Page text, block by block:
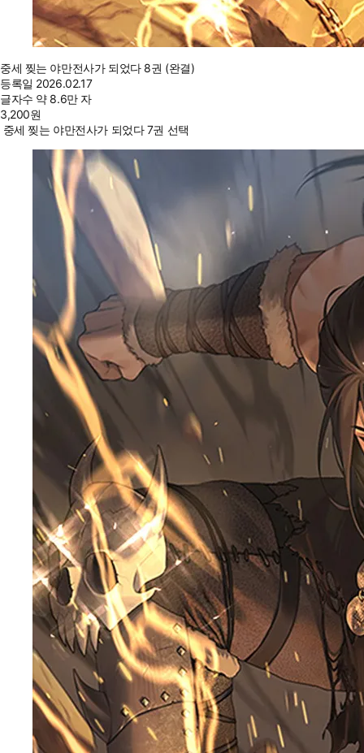
중세 찢는 야만전사가 되었다 8권 (완결)
등록일 2026.02.17
글자수 약 8.6만 자
3,200원
중세 찢는 야만전사가 되었다 7권 선택